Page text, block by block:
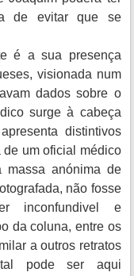
de evitar que se
é a sua presença
visionada num
dados sobre o
surge à cabeça
distintivos
um oficial médico
massa anónima de
não fosse
inconfundivel e
da coluna, entre os
a outros retratos
pode ser aqui